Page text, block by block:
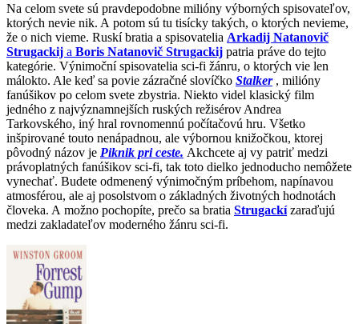
Na celom svete sú pravdepodobne milióny výborných spisovateľov,
ktorých nevie nik. A potom sú tu tisícky takých, o ktorých nevieme,
že o nich vieme. Ruskí bratia a spisovatelia Arkadij Natanovič
Strugackij a Boris Natanovič Strugackij patria práve do tejto
kategórie. Výnimoční spisovatelia sci-fi žánru, o ktorých vie len
málokto. Ale keď sa povie zázračné slovíčko Stalker , milióny
fanúšikov po celom svete zbystria. Niekto videl klasický film
jedného z najvýznamnejších ruských režisérov Andrea
Tarkovského, iný hral rovnomennú počítačovú hru. Všetko
inšpirované touto nenápadnou, ale výbornou knižočkou, ktorej
pôvodný názov je Piknik pri ceste. Akchcete aj vy patriť medzi
právoplatných fanúšikov sci-fi, tak toto dielko jednoducho nemôžete
vynechať. Budete odmenený výnimočným príbehom, napínavou
atmosférou, ale aj posolstvom o základných životných hodnotách
človeka. A možno pochopíte, prečo sa bratia Strugackí zaraďujú
medzi zakladateľov moderného žánru sci-fi.